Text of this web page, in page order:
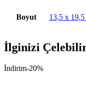
Boyut 13,5 x 19,5
İlginizi
İndirim-20%